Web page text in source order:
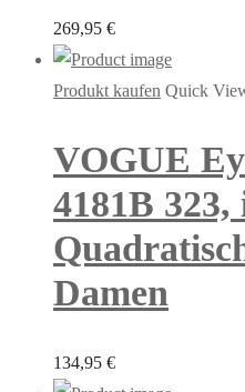
269,95 €
Produkt kaufen Quick
VOGUE
4181B
Damen
134,95 €